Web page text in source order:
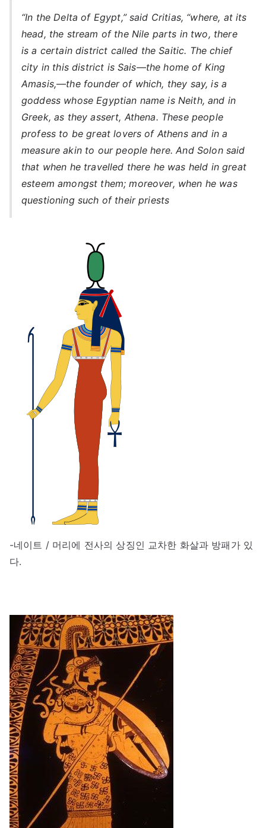
“In the Delta of Egypt,” said Critias, “where, at its
head, the stream of the Nile parts in two, there
is a certain district called the Saitic. The chief
city in this district is Sais—the home of King
Amasis,—the founder of which, they say, is a
goddess whose Egyptian name is Neith, and in
Greek, as they assert, Athena. These people
profess to be great lovers of Athens and in a
measure akin to our people here. And Solon said
that when he travelled there he was held in great
esteem amongst them; moreover, when he was
questioning such of their priests
-네이트 / 머리에 전사의 상징인 교차한 화살과 방패가 있
다.